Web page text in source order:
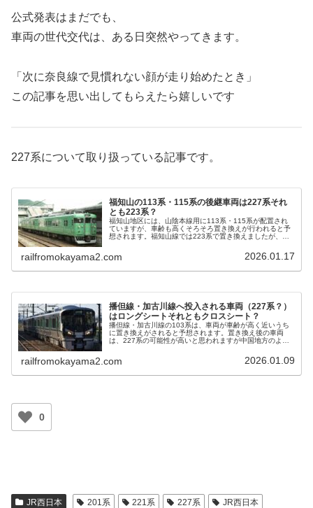
公式発表はまだでも、
車両の世代交代は、ある日突然やってきます。
「次に奈良線で見慣れない顔が走り始めたとき」
この記事を思い出してもらえたら嬉しいです
227系について取り扱っている記事です。
福知山の113系・115系の後継車両は227系それ
とも223系？
福知山地区には、山陰本線用に113系・115系が配置され
ていますが、車齢も高くそろそろ置き換えが行われると予
想されます。福知山線では223系で置き換えましたが、現
とが多くなっています。さて、113系・115系の置き換え
車両は223系と227系のどちらでしょうか？
railfromokayama2.com 2026.01.17
播但線・加古川線へ投入される車両（227系？）
はロングシートそれともクロスシート？
播但線・加古川線の103系は、車両が車齢が高く近いうち
に置き換えがされると予想されます。置き換え後の車両
は、227系の可能性が高いと思われますが中国地方のよう
ートの車両となるかは明らかではありません。そこで今回
はどちらの車両となるか考えてみたいと思います。
railfromokayama2.com 2026.01.09
0
JR西日本 201系 221系 227系
JR西日本